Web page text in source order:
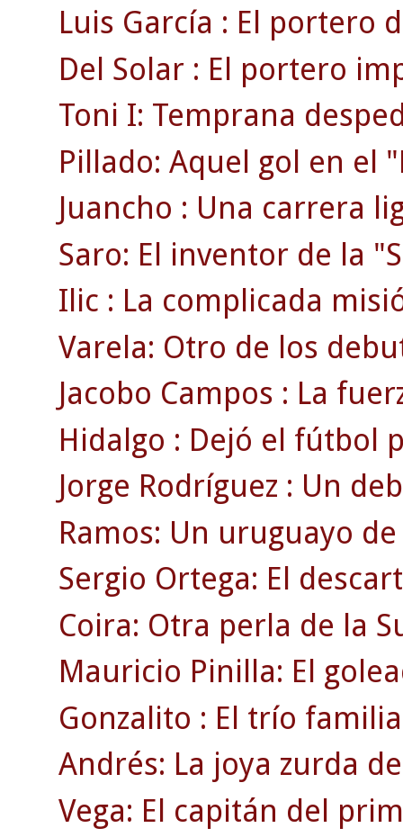
Luis García : El portero
Del Solar : El portero
Toni I: Temprana
Pillado: Aquel gol en el
Juancho : Una carrera
Saro: El inventor de la
Ilic : La complicada
Varela: Otro de los
Jacobo Campos : La
Hidalgo : Dejó el fútbol
Jorge Rodríguez : Un
Ramos: Un uruguayo
Sergio Ortega: El
Coira: Otra perla de la
Mauricio Pinilla: El
Gonzalito : El trío
Andrés: La joya zurda
Vega: El capitán del